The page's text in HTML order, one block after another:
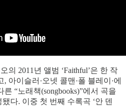
의 2011년 앨범 ‘Faithful’은 한 작
아이슬러·오넷 콜맨·폴 블레이·에
“노래책(songbooks)”에서 곡을
다. 이중 첫 번째 수록곡 ‘안 덴